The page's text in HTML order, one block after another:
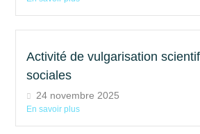
Activité de vulgarisation
sociales
24 novembre 2025
En savoir plus